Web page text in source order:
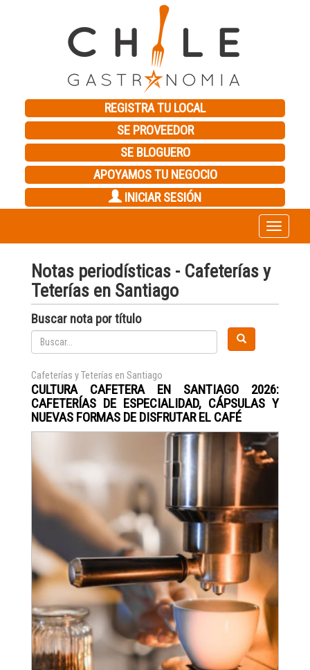
REGISTRA TU LOCAL
SE PROVEEDOR
SE BLOGUERO
APOYAMOS TU NEGOCIO
INICIAR SESIÓN
Toggle
navigation
Notas periodísticas - Cafeterías y
Teterías en Santiago
Buscar nota por título
Cafeterías y Teterías en Santiago
CULTURA CAFETERA EN SANTIAGO 2026:
CAFETERÍAS DE ESPECIALIDAD, CÁPSULAS Y
NUEVAS FORMAS DE DISFRUTAR EL CAFÉ